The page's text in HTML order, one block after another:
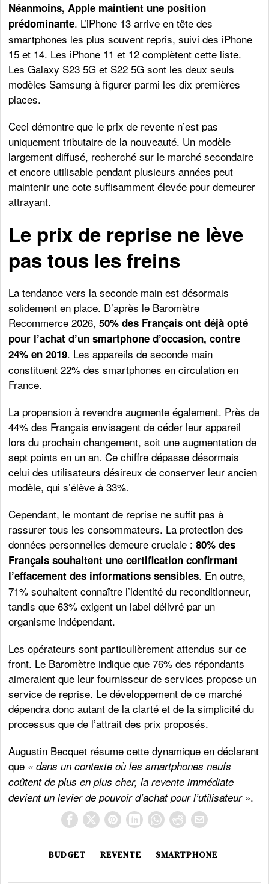
Néanmoins, Apple maintient une position
prédominante. L’iPhone 13 arrive en tête des
smartphones les plus souvent repris, suivi des iPhone
15 et 14. Les iPhone 11 et 12 complètent cette liste.
Les Galaxy S23 5G et S22 5G sont les deux seuls
modèles Samsung à figurer parmi les dix premières
places.
Ceci démontre que le prix de revente n’est pas
uniquement tributaire de la nouveauté. Un modèle
largement diffusé, recherché sur le marché secondaire
et encore utilisable pendant plusieurs années peut
maintenir une cote suffisamment élevée pour demeurer
attrayant.
Le prix de reprise ne lève
pas tous les freins
La tendance vers la seconde main est désormais
solidement en place. D’après le Baromètre
Recommerce 2026,50% des Français ont déjà opté
pour l’achat d’un smartphone d’occasion, contre
24% en 2019. Les appareils de seconde main
constituent 22% des smartphones en circulation en
France.
La propension à revendre augmente également. Près de
44% des Français envisagent de céder leur appareil
lors du prochain changement, soit une augmentation de
sept points en un an. Ce chiffre dépasse désormais
celui des utilisateurs désireux de conserver leur ancien
modèle, qui s’élève à 33%.
Cependant, le montant de reprise ne suffit pas à
rassurer tous les consommateurs. La protection des
données personnelles demeure cruciale :80% des
Français souhaitent une certification confirmant
l’effacement des informations sensibles. En outre,
71% souhaitent connaître l’identité du reconditionneur,
tandis que 63% exigent un label délivré par un
organisme indépendant.
Les opérateurs sont particulièrement attendus sur ce
front. Le Baromètre indique que 76% des répondants
aimeraient que leur fournisseur de services propose un
service de reprise. Le développement de ce marché
dépendra donc autant de la clarté et de la simplicité du
processus que de l’attrait des prix proposés.
Augustin Becquet résume cette dynamique en déclarant
que « dans un contexte où les smartphones neufs
coûtent de plus en plus cher, la revente immédiate
devient un levier de pouvoir d’achat pour l’utilisateur ».
BUDGET REVENTE SMARTPHONE